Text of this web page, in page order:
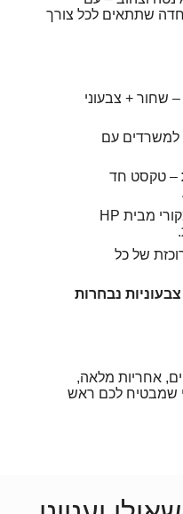
לכל צורך
עם
– טונר מקורי מבית HP
נבחרות
מלאה,
לכם ראש